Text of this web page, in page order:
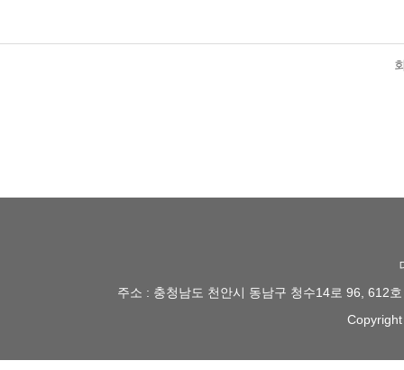
주소 : 충청남도 천안시 동남구 청수14로 96, 612